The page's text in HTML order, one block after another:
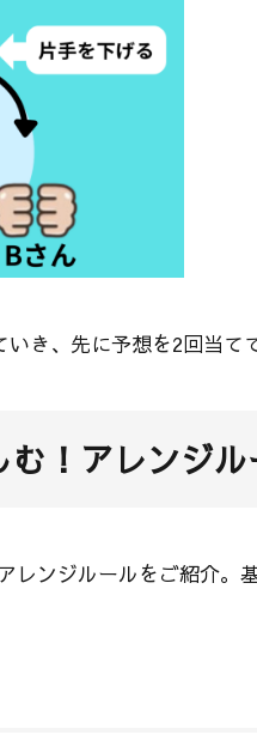
き、先に予想を2回当
！アレンジル
レンジルールをご紹介。